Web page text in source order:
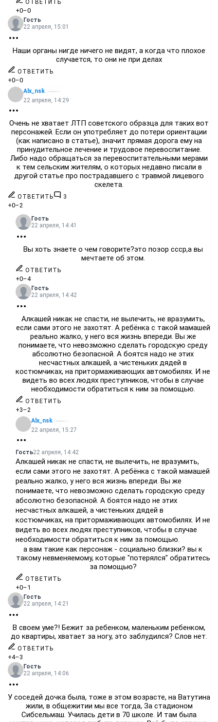
ОТВЕТИТЬ
+0–0
Гость
22 апреля, 15:01
Наши органы нигде ничего не видят, а когда что плохое
случается, то они не при делах
ОТВЕТИТЬ
+0–0
Alx_nsk
22 апреля, 14:29
Очень не хватает ЛТП советского образца для таких вот
персонажей. Если он употребляет до потери ориентации
(как написано в статье), значит прямая дорога ему на
принудительное лечение и трудовое перевоспитание.
Либо надо обращаться за перевоспитательными мерами
к тем сельским жителям, о которых недавно писали в
другой статье про пострадавшего с травмой лицевого
скелета.
ОТВЕТИТЬ 3
+0–2
Гость
22 апреля, 14:41
Вы хоть знаете о чем говорите?это позор ссср,а вы
мечтаете об этом.
ОТВЕТИТЬ
+0–4
Гость
22 апреля, 14:42
Алкашей никак не спасти, не вылечить, не вразумить,
если сами этого не захотят. А ребёнка с такой мамашей
реально жалко, у него вся жизнь впереди. Вы же
понимаете, что невозможно сделать городскую среду
абсолютно безопасной. А боятся надо не этих
несчастных алкашей, а чистеньких дядей в
костюмчиках, на притормаживающих автомобилях. И не
видеть во всех людях преступников, чтобы в случае
необходимости обратиться к ним за помощью.
ОТВЕТИТЬ
+3–2
Alx_nsk
22 апреля, 15:27
Гость22 апреля, 14:42
Алкашей никак не спасти, не вылечить, не вразумить,
если сами этого не захотят. А ребёнка с такой мамашей
реально жалко, у него вся жизнь впереди. Вы же
понимаете, что невозможно сделать городскую среду
абсолютно безопасной. А боятся надо не этих
несчастных алкашей, а чистеньких дядей в
костюмчиках, на притормаживающих автомобилях. И не
видеть во всех людях преступников, чтобы в случае
необходимости обратиться к ним за помощью.
а вам такие как персонаж - социально близки? вы к
такому невменяемому, которые "потерялся" обратитесь
за помощью?
ОТВЕТИТЬ
+0–1
Гость
22 апреля, 14:21
В своем уме?! Бежит за ребенком, маленьким ребенком,
до квартиры, хватает за ногу, это заблудился? Слов нет.
ОТВЕТИТЬ
+4–3
Гость
22 апреля, 14:06
У соседей дочка была, тоже в этом возрасте, на Ватутина
жили, в общежитии мы все тогда, За стадионом
Сибсельмаш. Училась дети в 70 школе. И там была